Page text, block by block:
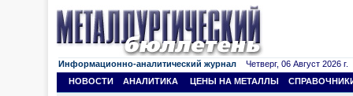
Информационно-аналитический журнал Четверг, 06 Август 2026 г.
НОВОСТИ
АНАЛИТИКА ЦЕНЫ НА МЕТАЛЛЫ